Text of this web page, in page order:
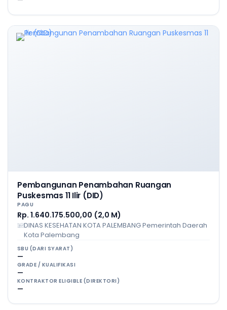
Pembangunan Penambahan Ruangan
Puskesmas 11 Ilir (DID)
PAGU
Rp. 1.640.175.500,00 (2,0 M)
DINAS KESEHATAN KOTA PALEMBANG Pemerintah Daerah
Kota Palembang
SBU (DARI SYARAT)
—
GRADE / KUALIFIKASI
—
KONTRAKTOR ELIGIBLE (DIREKTORI)
—